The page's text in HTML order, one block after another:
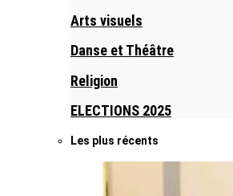
Arts visuels
Danse et Théâtre
Religion
ELECTIONS 2025
Les plus récents